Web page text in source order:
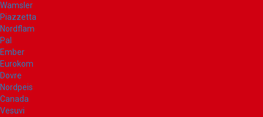
Wamsler
Piazzetta
Nordflam
Pal
Ember
Eurokom
Dovre
Nordpeis
Canada
Vesuvi